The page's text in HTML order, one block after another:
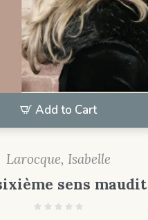
Add to Cart
Larocque, Isabelle
sens maudit